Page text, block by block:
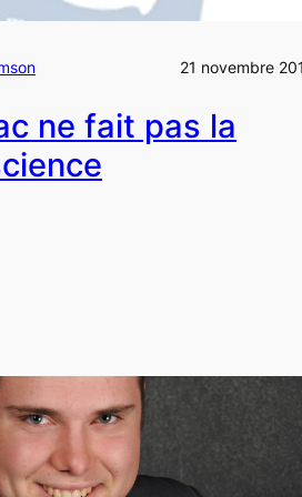
21 novembre
ne fait pas la